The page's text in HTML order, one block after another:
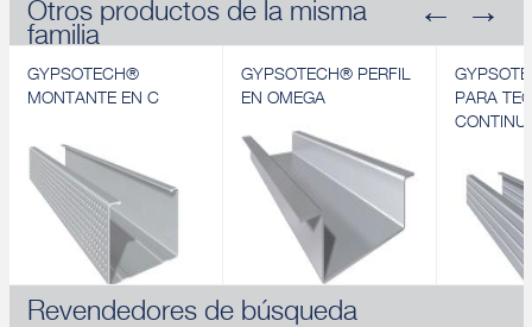
Otros productos de la misma
familia
GYPSOTECH®
MONTANTE EN C
GYPSOTECH®
GYPSOTECH® PERFIL
EN OMEGA
GYPSOTECH® PERFIL
PARA
Revendedores de búsqueda